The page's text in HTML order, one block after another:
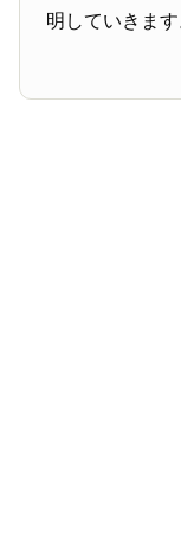
明していきます